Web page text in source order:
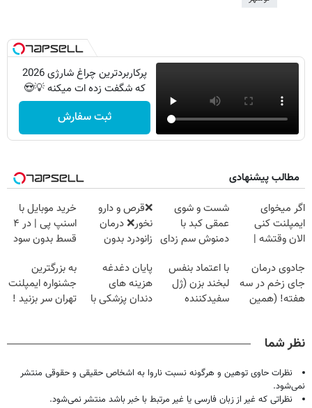
پرکاربردترین چراغ شارژی 2026
که شگفت زده ات میکنه 💡😍
ثبت سفارش
مطالب پیشنهادی
اگر میخوای
ایمپلنت کنی
الان وقتشه |
میلیون تومان!!!
شست و شوی
عمقی کبد با
دمنوش سم زدای
❌قرص‌ و دارو
نخور❌ درمان
زانودرد بدون
خرید موبایل با
اسنپ پی | در ۴
قسط بدون سود
جادوی درمان
جای زخم در سه
هفته! (همین
با اعتماد بنفس
لبخند بزن (ژل
سفیدکننده
پایان دغدغه
هزینه های
دندان پزشکی با
به بزرگترین
جشنواره ایمپلنت
تهران سر بزنید !
نظر شما
نظرات حاوی توهین و هرگونه نسبت ناروا به اشخاص حقیقی و حقوقی منتشر
نمی‌شود.
نظراتی که غیر از زبان فارسی یا غیر مرتبط با خبر باشد منتشر نمی‌شود.